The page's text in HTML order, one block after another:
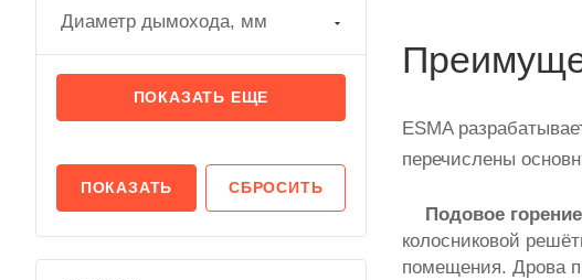
ESMA
перечислены
Подовое
колосниковой
помещения. Дрова
Диаметр дымохода, мм
ПОКАЗАТЬ ЕЩЕ
СБРОСИТЬ